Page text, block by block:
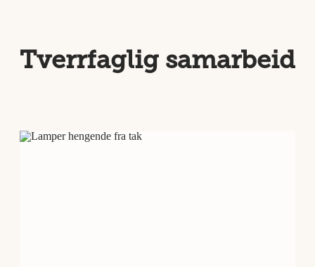
Tverrfaglig samarbeid